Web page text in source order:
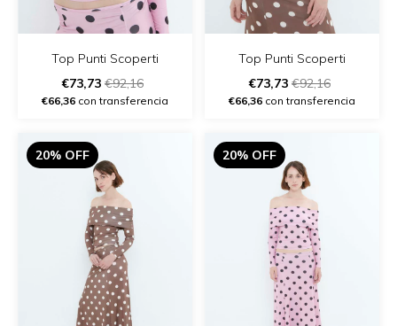
Top Punti Scoperti
€73,73 €92,16
€66,36 con transferencia
Top Punti Scoperti
€73,73 €92,16
€66,36 con transferencia
20% OFF 20% OFF